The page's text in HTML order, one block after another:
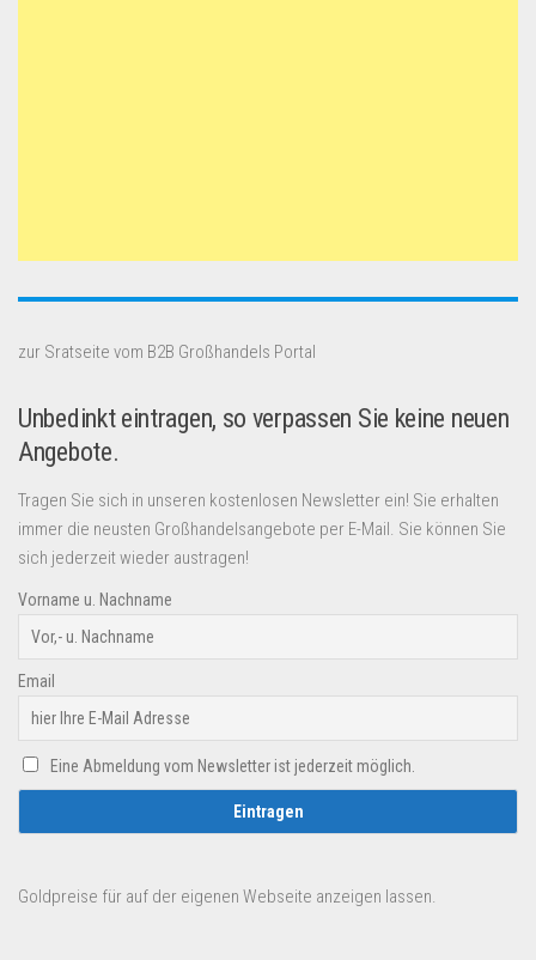
zur Sratseite vom B2B Großhandels Portal
Unbedinkt eintragen, so verpassen Sie keine neuen
Angebote.
Tragen Sie sich in unseren kostenlosen Newsletter ein! Sie erhalten
immer die neusten Großhandelsangebote per E-Mail. Sie können Sie
sich jederzeit wieder austragen!
Vorname u. Nachname
Email
Eine Abmeldung vom Newsletter ist jederzeit möglich.
Goldpreise für auf der eigenen Webseite anzeigen lassen.